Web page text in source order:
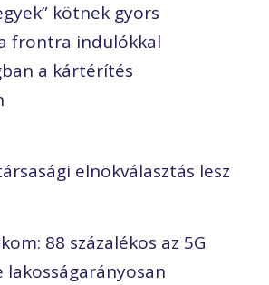
kötnek gyors
frontra indulókkal
a kártérítés
elnökválasztás lesz
88 százalékos az 5G
lakosságarányosan